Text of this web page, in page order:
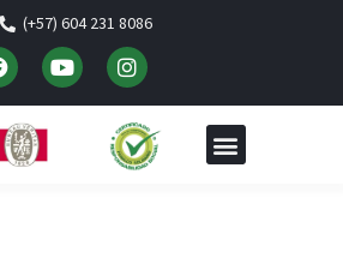
(+57) 604 231 8086